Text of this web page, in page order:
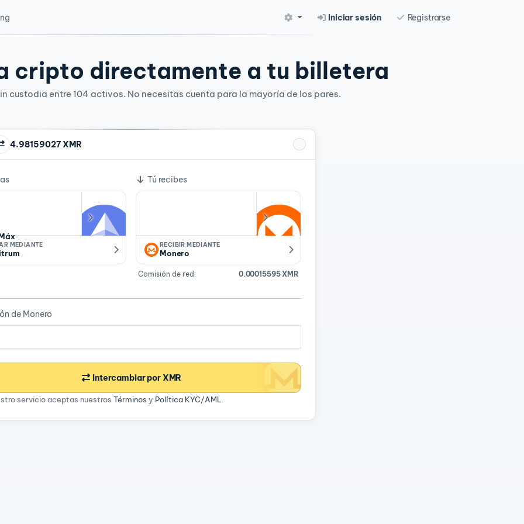
Iniciar sesión Registrarse
cripto directamente a tu billetera
custodia entre 104 activos. No necesitas cuenta para la mayoría de los pares.
cambio
4.98159027 XMR
MEDIANTE
Tú recibes
RECIBIR MEDIANTE
Monero
Comisión de red: 0.00015595 XMR
de Monero
Intercambiar por XMR
servicio aceptas nuestros Términos y Política KYC/AML